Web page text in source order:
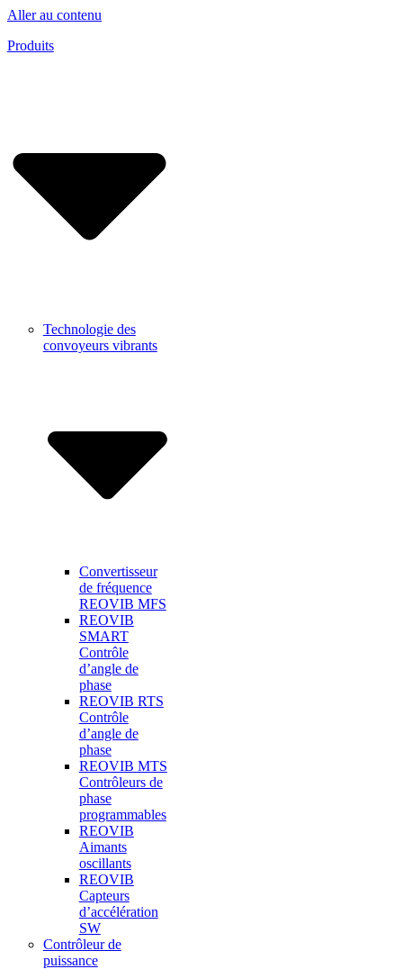
Aller au contenu
Produits
Technologie des
convoyeurs vibrants
Convertisseur
de fréquence
REOVIB MFS
REOVIB
SMART
Contrôle
d’angle de
phase
REOVIB RTS
Contrôle
d’angle de
phase
REOVIB MTS
Contrôleurs de
phase
programmables
REOVIB
Aimants
oscillants
REOVIB
Capteurs
d’accélération
SW
Contrôleur de
puissance